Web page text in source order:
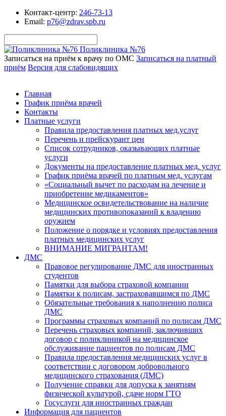
Контакт-центр: 246-73-13
Email: p76@zdrav.spb.ru
Поликлиника №76
Записаться на приём к врачу по ОМС Записаться на платный
приём Версия для слабовидящих
Главная
График приёма врачей
Контакты
Платные услуги
Правила предоставления платных мед.услуг
Перечень и прейскурант цен
Список сотрудников, оказывающих платные
услуги
Документы на предоставление платных мед. услуг
График приёма врачей по платным мед. услугам
«Социальный вычет по расходам на лечение и
приобретение медикаментов»
Медицинское освидетельствование на наличие
медицинских противопоказаний к владению
оружием
Положение о порядке и условиях предоставления
платных медицинских услуг
ВНИМАНИЕ МИГРАНТАМ!
ДМС
Правовое регулирование ДМС для иностранных
студентов
Памятки для выбора страховой компании
Памятки к полисам, застраховавшимся по ДМС
Обязательные требования к наполнению полиса
ДМС
Программы страховых компаний по полисам ДМС
Перечень страховых компаний, заключивших
договор с поликлиникой на медицинское
обслуживание пациентов по полисам ДМС
Правила предоставления медицинских услуг в
соответствии с договором добровольного
медицинского страхования (ДМС)
Получение справки для допуска к занятиям
физической культурой, сдаче норм ГТО
Госуслуги для иностранных граждан
Информация для пациентов